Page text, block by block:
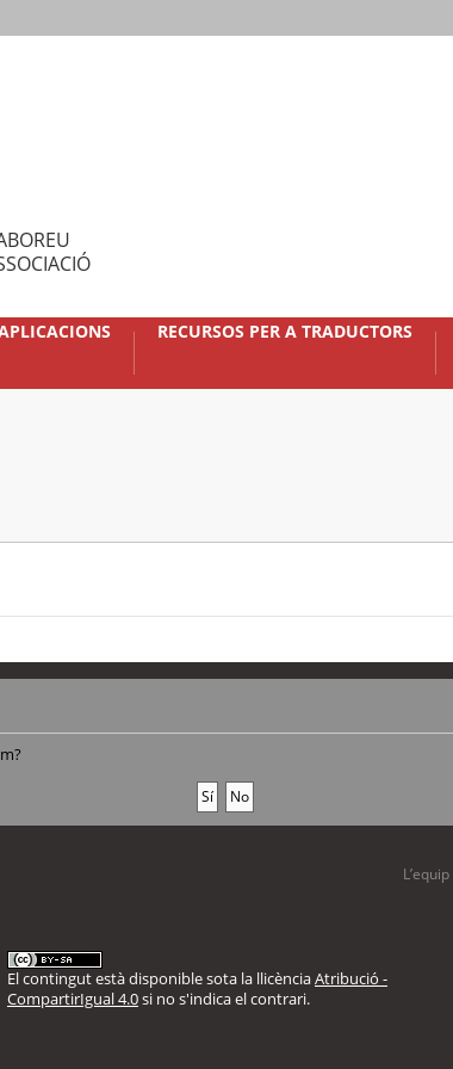
RECURSOS PER A TRADUCTORS
L’equip
El contingut està disponible sota la llicènciaAtribució -
CompartirIgual 4.0si no s'indica el contrari.